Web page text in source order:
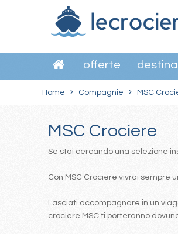
offerte
Home Compagnie MSC
MSC Crociere
Se stai cercando una selezione
Con MSC Crociere vivrai sempre
Lasciati accompagnare in un
crociere MSC ti porteranno